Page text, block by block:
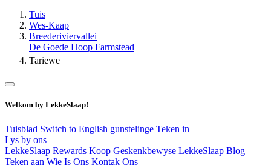
Tuis
Wes-Kaap
Breederiviervallei
De Goede Hoop Farmstead
Tariewe
Welkom by LekkeSlaap!
Tuisblad Switch to English gunstelinge Teken in
Lys by ons
LekkeSlaap Rewards Koop Geskenkbewyse LekkeSlaap Blog
Teken aan Wie Is Ons Kontak Ons